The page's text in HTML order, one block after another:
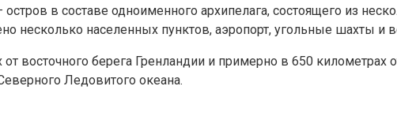
в составе одноименного архипелага, состоящего из
несколько населенных пунктов, аэропорт, угольные шахты и
восточного берега Гренландии и примерно в 650
Ледовитого океана.